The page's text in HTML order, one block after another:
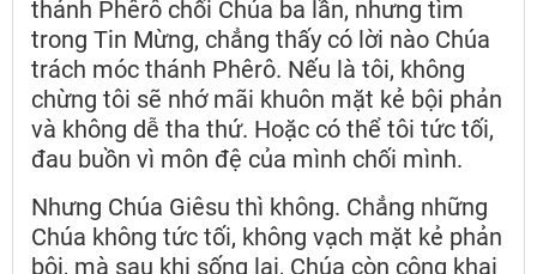
thánh Phêrô chối Chúa ba lần, nhưng tìm
trong Tin Mừng, chẳng thấy có lời nào Chúa
trách móc thánh Phêrô. Nếu là tôi, không
chừng tôi sẽ nhớ mãi khuôn mặt kẻ bội phản
và không dễ tha thứ. Hoặc có thể tôi tức tối,
đau buồn vì môn đệ của mình chối mình.
Nhưng Chúa Giêsu thì không. Chẳng những
Chúa không tức tối, không vạch mặt kẻ phản
bội, mà sau khi sống lại, Chúa còn công khai